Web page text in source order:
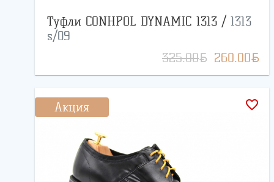
Туфли CONHPOL DYNAMIC 1313 / 1313
s/09
325.00BYN 260.00BYN
Акция favorite_border